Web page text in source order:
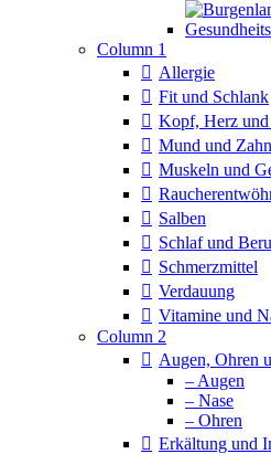
Column 1
Allergie
Fit und Schlank
Kopf, Herz
Mund und
Muskeln und
Salben
Schlaf und
Schmerzmittel
Verdauung
Vitamine und
Column 2
Augen, Ohren
– Augen
– Nase
– Ohren
Erkältung und